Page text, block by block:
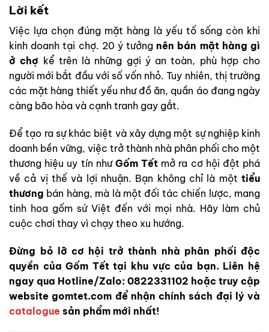
Lời kết
Việc lựa chọn đúng mặt hàng là yếu tố sống còn khi
kinh doanh tại chợ. 20 ý tưởng nên bán mặt hàng gì
ở chợ kể trên là những gợi ý an toàn, phù hợp cho
người mới bắt đầu với số vốn nhỏ. Tuy nhiên, thị trường
các mặt hàng thiết yếu như đồ ăn, quần áo đang ngày
càng bão hòa và cạnh tranh gay gắt.
Để tạo ra sự khác biệt và xây dựng một sự nghiệp kinh
doanh bền vững, việc trở thành nhà phân phối cho một
thương hiệu uy tín như Gốm Tết mở ra cơ hội đột phá
về cả vị thế và lợi nhuận. Bạn không chỉ là một tiểu
thương bán hàng, mà là một đối tác chiến lược, mang
tinh hoa gốm sứ Việt đến với mọi nhà. Hãy làm chủ
cuộc chơi thay vì chạy theo xu hướng.
Đừng bỏ lỡ cơ hội trở thành nhà phân phối độc
quyền của Gốm Tết tại khu vực của bạn. Liên hệ
ngay qua Hotline/Zalo: 0822331102 hoặc truy cập
website gomtet.com để nhận chính sách đại lý và
catalogue sản phẩm mới nhất!